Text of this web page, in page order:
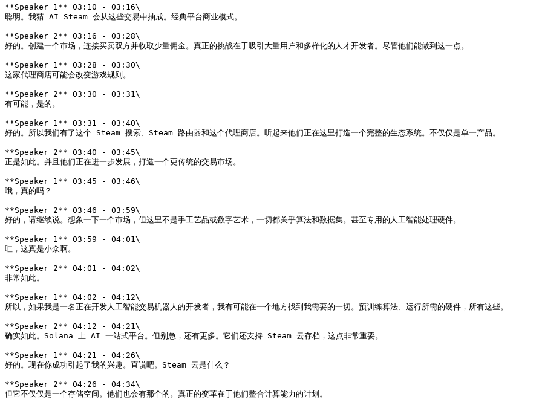
**Speaker 1** 03:10 - 03:16\
聪明。我猜 AI Steam 会从这些交易中抽成。经典平台商业模式。
**Speaker 2** 03:16 - 03:28\
好的。创建一个市场，连接买卖双方并收取少量佣金。真正的挑战在于吸引大量用户和多样化的人才开发者。尽管他们能做到这一点。
**Speaker 1** 03:28 - 03:30\
这家代理商店可能会改变游戏规则。
**Speaker 2** 03:30 - 03:31\
有可能，是的。
**Speaker 1** 03:31 - 03:40\
好的。所以我们有了这个 Steam 搜索、Steam 路由器和这个代理商店。听起来他们正在这里打造一个完整的生态系统。不仅仅是单一产品。
**Speaker 2** 03:40 - 03:45\
正是如此。并且他们正在进一步发展，打造一个更传统的交易市场。
**Speaker 1** 03:45 - 03:46\
哦，真的吗？
**Speaker 2** 03:46 - 03:59\
好的，请继续说。想象一下一个市场，但这里不是手工艺品或数字艺术，一切都关乎算法和数据集。甚至专用的人工智能处理硬件。
**Speaker 1** 03:59 - 04:01\
哇，这真是小众啊。
**Speaker 2** 04:01 - 04:02\
非常如此。
**Speaker 1** 04:02 - 04:12\
所以，如果我是一名正在开发人工智能交易机器人的开发者，我有可能在一个地方找到我需要的一切。预训练算法、运行所需的硬件，所有这些。
**Speaker 2** 04:12 - 04:21\
确实如此。Solana 上 AI 一站式平台。但别急，还有更多。它们还支持 Steam 云存档，这点非常重要。
**Speaker 1** 04:21 - 04:26\
好的。现在你成功引起了我的兴趣。直说吧。Steam 云是什么？
**Speaker 2** 04:26 - 04:34\
但它不仅仅是一个存储空间。他们也会有那个的。真正的变革在于他们整合计算能力的计划。